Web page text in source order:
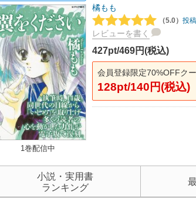
1巻配信中
橘もも
（5.0） 投
レビューを書く
427pt/469円(税込)
会員登録限定70%OFFク
128pt/140円(税込)
小説・実用書
ランキング